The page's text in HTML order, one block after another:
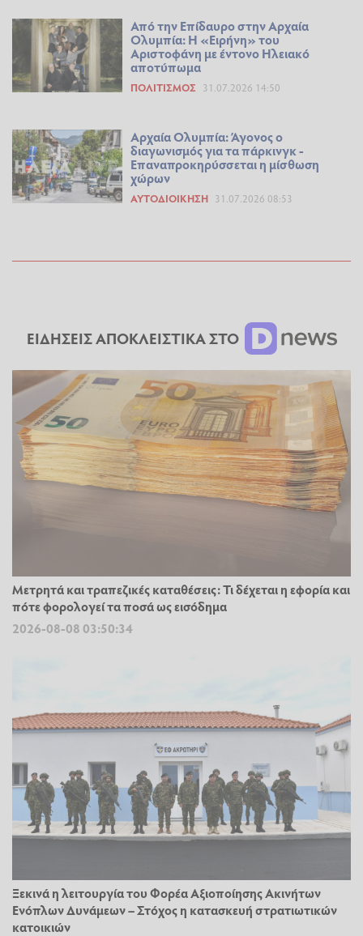
Από την Επίδαυρο στην Αρχαία
Ολυμπία: Η «Ειρήνη» του
Αριστοφάνη με έντονο Ηλειακό
αποτύπωμα
ΠΟΛΙΤΙΣΜΌΣ 31.07.2026 14:50
Αρχαία Ολυμπία: Άγονος ο
διαγωνισμός για τα πάρκινγκ -
Επαναπροκηρύσσεται η μίσθωση
χώρων
ΑΥΤΟΔΙΟΊΚΗΣΗ 31.07.2026 08:53
ΕΙΔΗΣΕΙΣ ΑΠΟΚΛΕΙΣΤΙΚΑ ΣΤΟ
Μετρητά και τραπεζικές καταθέσεις: Τι δέχεται η εφορία και
πότε φορολογεί τα ποσά ως εισόδημα
2026-08-08 03:50:34
Ξεκινά η λειτουργία του Φορέα Αξιοποίησης Ακινήτων
Ενόπλων Δυνάμεων – Στόχος η κατασκευή στρατιωτικών
κατοικιών